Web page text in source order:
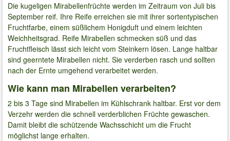
Die kugeligen Mirabellenfrüchte werden im Zeitraum von Juli bis
September reif. Ihre Reife erreichen sie mit ihrer sortentypischen
Fruchtfarbe, einem süßlichem Honigduft und einem leichten
Weichheitsgrad. Reife Mirabellen schmecken süß und das
Fruchtfleisch lässt sich leicht vom Steinkern lösen. Lange haltbar
sind geerntete Mirabellen nicht. Sie verderben rasch und sollten
nach der Ernte umgehend verarbeitet werden.
Wie kann man Mirabellen verarbeiten?
2 bis 3 Tage sind Mirabellen im Kühlschrank haltbar. Erst vor dem
Verzehr werden die schnell verderblichen Früchte gewaschen.
Damit bleibt die schützende Wachsschicht um die Frucht
möglichst lange erhalten.